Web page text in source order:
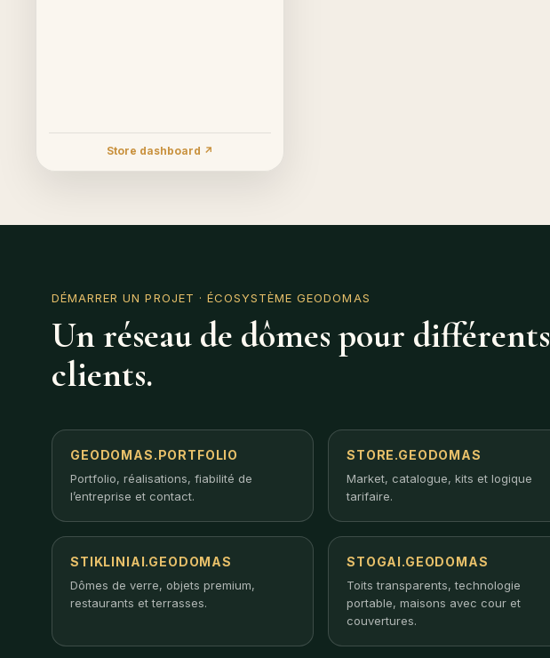
Store dashboard ↗
DÉMARRER UN PROJET · ÉCOSYSTÈME GEODOMAS
Un réseau de dômes pour différents
clients.
GEODOMAS.PORTFOLIO
Portfolio, réalisations, fiabilité de
l’entreprise et contact.
STORE.GEODOMAS
Market, catalogue, kits et logique
tarifaire.
STIKLINIAI.GEODOMAS
Dômes de verre, objets premium,
restaurants et terrasses.
STOGAI.GEODOMAS
Toits transparents, technologie
portable, maisons avec cour et
couvertures.